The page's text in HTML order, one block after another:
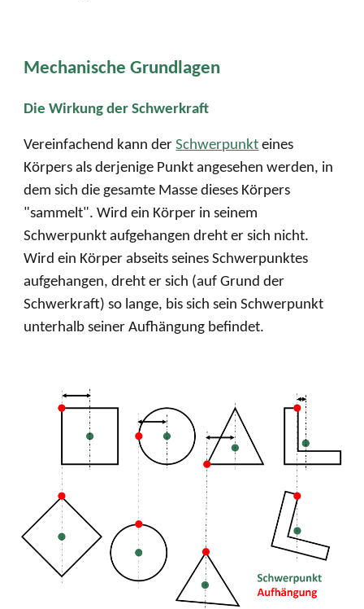
Mechanische Grundlagen
Die Wirkung der Schwerkraft
Vereinfachend kann derSchwerpunkt eines
Körpers als derjenige Punkt angesehen werden, in
dem sich die gesamte Masse dieses Körpers
"sammelt". Wird ein Körper in seinem
Schwerpunkt aufgehangen dreht er sich nicht.
Wird ein Körper abseits seines Schwerpunktes
aufgehangen, dreht er sich (auf Grund der
Schwerkraft) so lange, bis sich sein Schwerpunkt
unterhalb seiner Aufhängung befindet.